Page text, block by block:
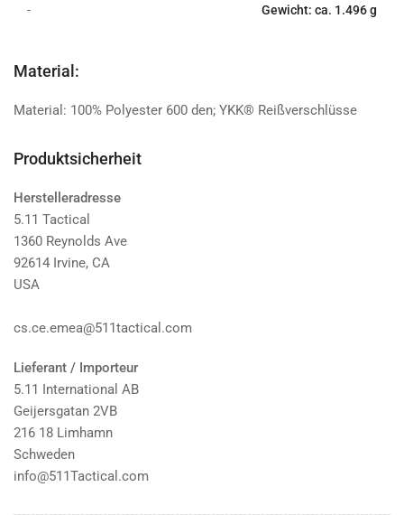
- Gewicht: ca. 1.496 g
Material:
Material: 100% Polyester 600 den; YKK® Reißverschlüsse
Produktsicherheit
Herstelleradresse
5.11 Tactical
1360 Reynolds Ave
92614 Irvine, CA
USA
cs.ce.emea@511tactical.com
Lieferant / Importeur
5.11 International AB
Geijersgatan 2VB
216 18 Limhamn
Schweden
info@511Tactical.com